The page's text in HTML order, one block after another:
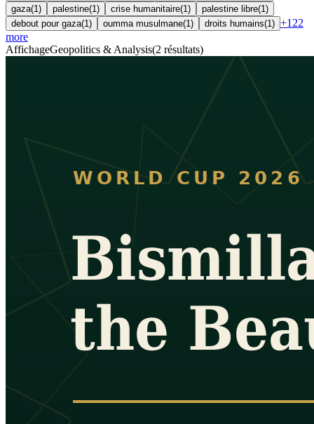
gaza(1 ) palestine(1 ) crise humanitaire(1 ) palestine libre(1 )
debout pour gaza(1 ) oumma musulmane(1 ) droits humains(1 ) +122
more
AffichageGeopolitics & Analysis(2 résultats)